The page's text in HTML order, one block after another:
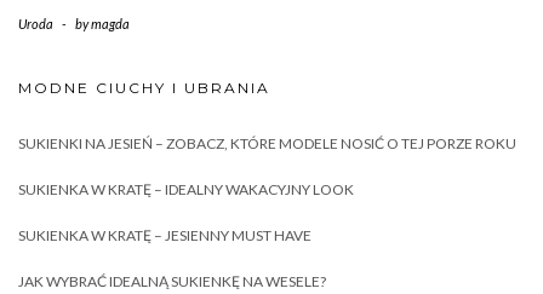
Uroda - bymagda
MODNE CIUCHY I UBRANIA
SUKIENKI NA JESIEŃ – ZOBACZ, KTÓRE MODELE NOSIĆ O TEJ PORZE ROKU
SUKIENKA W KRATĘ – IDEALNY WAKACYJNY LOOK
SUKIENKA W KRATĘ – JESIENNY MUST HAVE
JAK WYBRAĆ IDEALNĄ SUKIENKĘ NA WESELE?